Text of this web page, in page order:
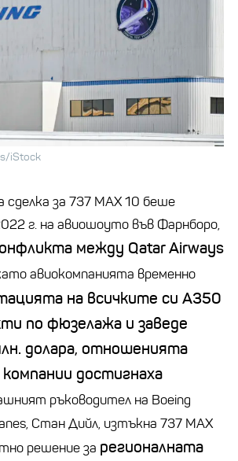
iStock
сделка за 737 MAX 10 беше
г. на авиошоуто във Фарнборо,
между Qatar Airways
авиокомпанията временно
на всичките си A350
по фюзелажа и заведе
долара, отношенията
достигнаха
ръководител на Boeing
Стан Дийл, изтъкна 737 MAX
решение за регионалната